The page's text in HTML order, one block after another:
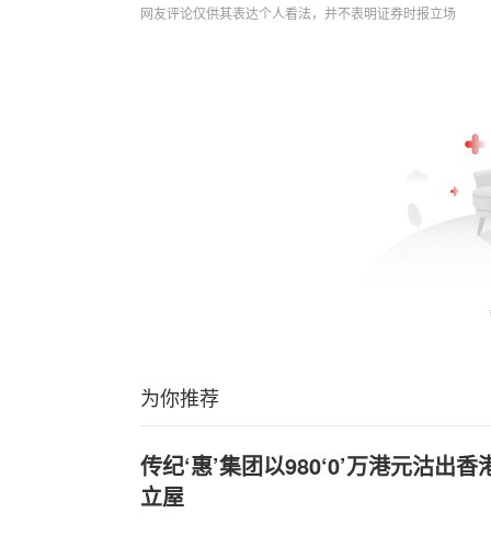
网友评论仅供其表达个人看法，并不表明证券时报立场
为你推荐
传纪‘惠’集团以980‘0’万港元沽出
立屋